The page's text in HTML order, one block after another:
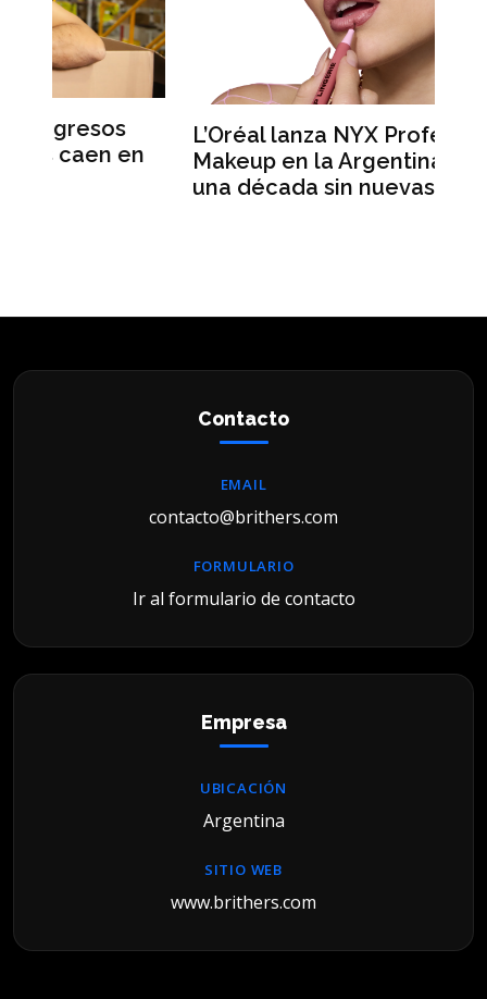
L’Oréal lanza NYX Professional
Makeup en la Argentina tras casi
una década sin nuevas marcas
Contacto
EMAIL
contacto@brithers.com
FORMULARIO
Ir al formulario de contacto
Empresa
UBICACIÓN
Argentina
SITIO WEB
www.brithers.com